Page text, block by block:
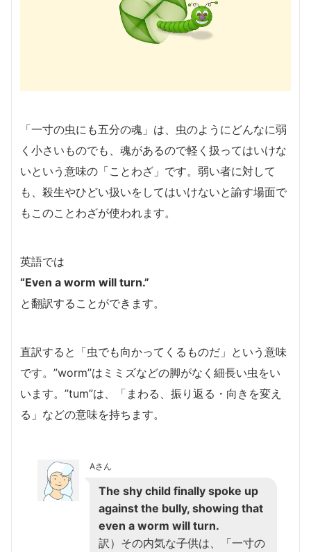
「一寸の虫にも五分の魂」は、虫のようにどんなに弱
く小さいものでも、魂があるので軽く扱ってはいけな
いという意味の「ことわざ」です。弱い者に対して
も、殺生やひどい扱いをしてはいけないと諭す場面で
もこのことわざが使われます。
英語では
“Even a worm will turn.”
と翻訳することができます。
直訳すると「虫でも向かってくるものだ」という意味
です。”worm”はミミズなどの脚がなく細長い虫をい
います。”tum”は、「まわる、振り返る・向きを変え
る」などの意味を持ちます。
Aさん
The shy child finally spoke up
against the bully, showing that
even a worm will turn.
訳）その内気な子供は、「一寸の